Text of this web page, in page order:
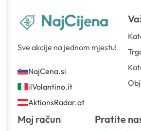
Sve akcije na jednom mjestu!
NajCena.si
ilVolantino.it
AktionsRadar.at
Moj račun Pratite